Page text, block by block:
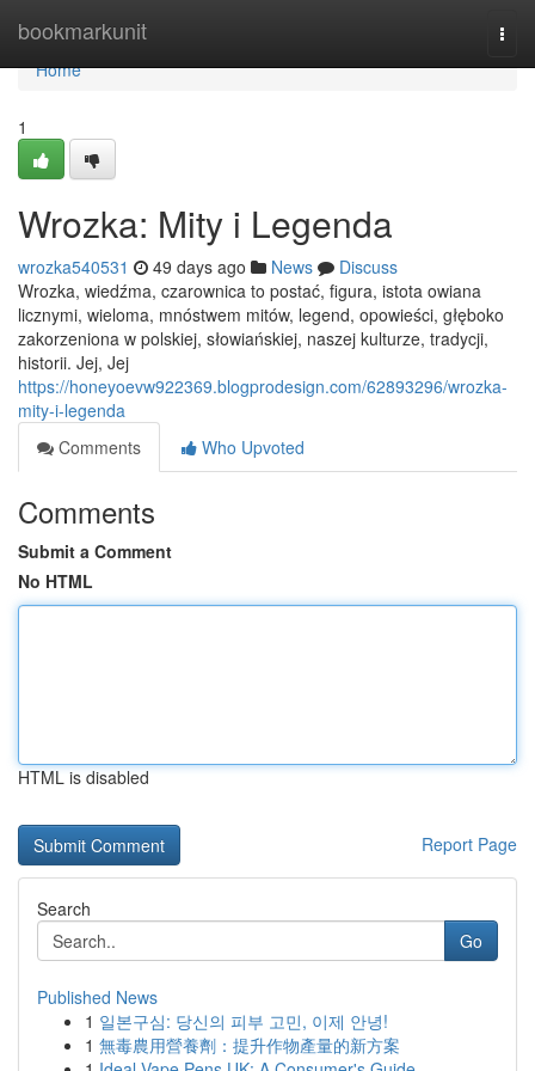
bookmarkunit
Home
Home
1
Wrozka: Mity i Legenda
wrozka540531 49 days ago News
Discuss
Wrozka, wiedźma, czarownica to postać, figura, istota owiana
licznymi, wieloma, mnóstwem mitów, legend, opowieści, głęboko
zakorzeniona w polskiej, słowiańskiej, naszej kulturze, tradycji,
historii. Jej, Jej
https://honeyoevw922369.blogprodesign.com/62893296/wrozka-
mity-i-legenda
Comments
Who Upvoted
Comments
Submit a Comment
No HTML
HTML is disabled
Report Page
Search
Go
Published News
1 일본구심: 당신의 피부 고민, 이제 안녕!
1 無毒農用營養劑：提升作物產量的新方案